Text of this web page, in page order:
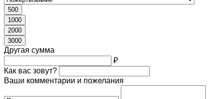
500
1000
2000
3000
Другая сумма
₽
Как вас зовут?
Ваши комментарии и пожелания